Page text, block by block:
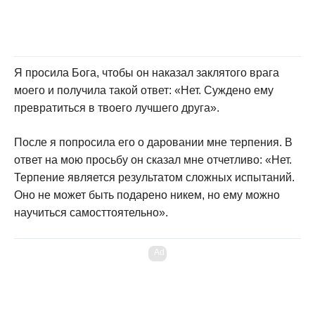
Я просила Бога, чтобы он наказал заклятого врага
моего и получила такой ответ: «Нет. Суждено ему
превратиться в твоего лучшего друга».
После я попросила его о даровании мне терпения. В
ответ на мою просьбу он сказал мне отчетливо: «Нет.
Терпение является результатом сложных испытаний.
Оно не может быть подарено никем, но ему можно
научиться самосттоятельно».
Ad